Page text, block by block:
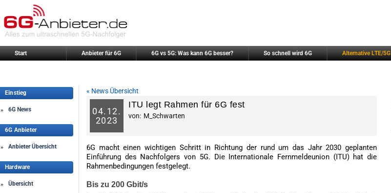
Start Anbieter für 6G 6G vs 5G: Was kann 6G besser? So schnell wird 6G Alternative LTE/5G
Einstieg
» 6G News
6G Anbieter
» Anbieter Übersicht
Hardware
» Übersicht
« News Übersicht
04. 12.
2023
ITU legt Rahmen für 6G fest
von: M_Schwarten
6G macht einen wichtigen Schritt in Richtung der rund um das Jahr 2030 geplanten
Einführung des Nachfolgers von 5G. Die Internationale Fernmeldeunion (ITU) hat die
Rahmenbedingungen festgelegt.
Bis zu 200 Gbit/s